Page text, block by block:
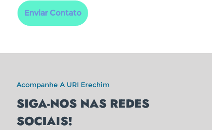
Enviar Contato
Acompanhe A URI Erechim
SIGA-NOS NAS REDES
SOCIAIS!